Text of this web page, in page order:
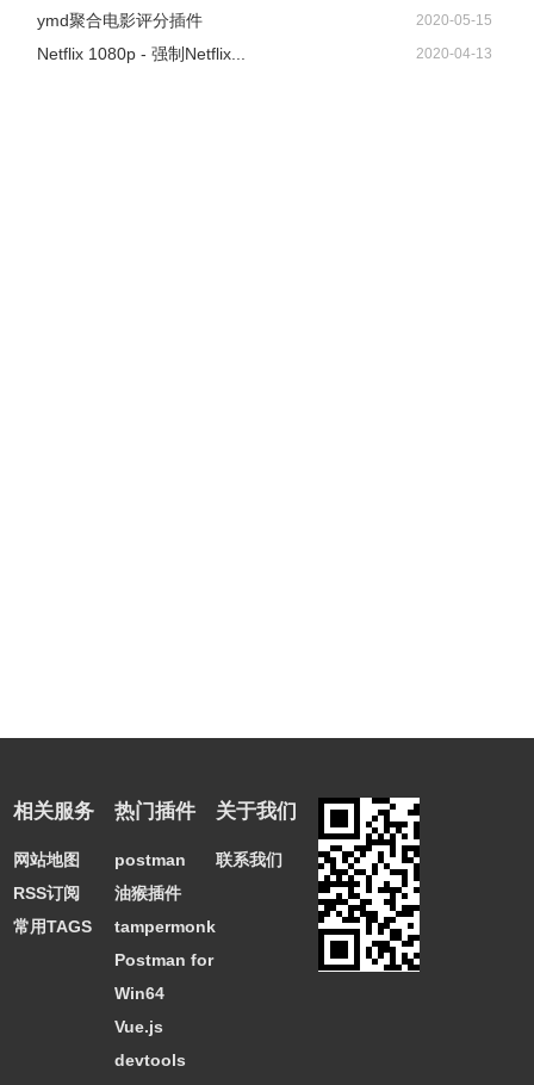
ymd聚合电影评分插件 2020-05-15
Netflix 1080p - 强制Netflix... 2020-04-13
相关服务
网站地图
RSS订阅
常用TAGS
热门插件
postman
油猴插件
tampermonkey
Postman for
Win64
Vue.js
devtools
关于我们
联系我们